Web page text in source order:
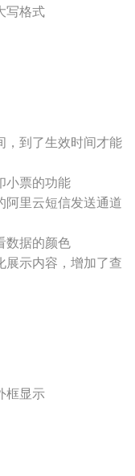
写格式
，到了生效时间才能
小票的功能
阿里云短信发送通道
数据的颜色
展示内容，增加了查
框显示